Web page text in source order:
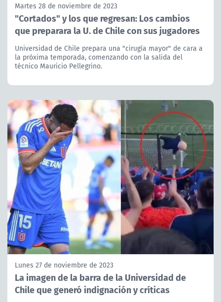
Martes 28 de noviembre de 2023
"Cortados" y los que regresan: Los cambios
que preparara la U. de Chile con sus jugadores
Universidad de Chile prepara una "cirugía mayor" de cara a
la próxima temporada, comenzando con la salida del
técnico Mauricio Pellegrino.
Lunes 27 de noviembre de 2023
La imagen de la barra de la Universidad de
Chile que generó indignación y críticas